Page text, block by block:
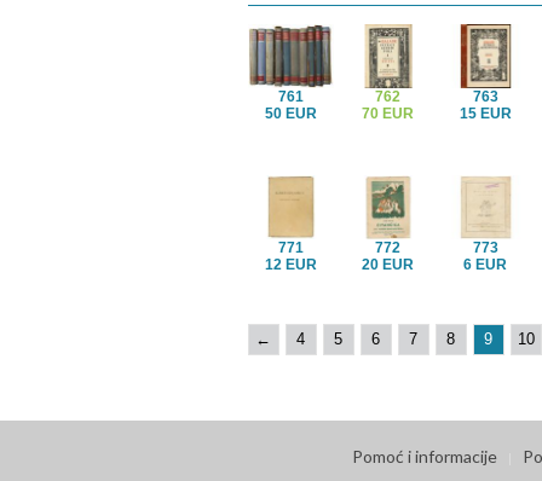
761
50 EUR
762
70 EUR
763
15 EUR
771
12 EUR
772
20 EUR
773
6 EUR
← 4 5 6 7 8 9 10
Pomoć i informacije